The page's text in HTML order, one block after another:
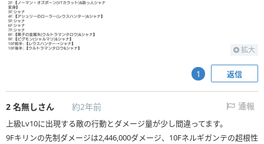
拡大
返信
1
2 名無しさん 約2年前 通報
上級Lv10に出現する敵の行動とダメージ量が少し間違ってます。
9Fキリンの先制ダメージは2,446,000ダメージ、10Fネルギガンテの超根性